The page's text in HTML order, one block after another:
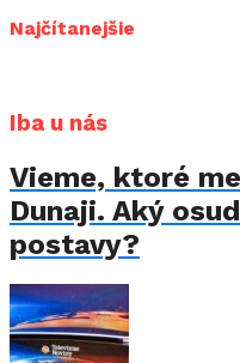
Najčítanejšie
Iba u nás
Vieme, ktoré
Dunaji. Aký
postavy?